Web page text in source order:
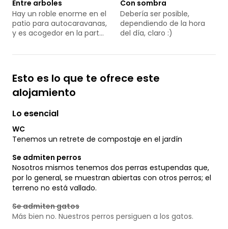
aquí.
Entre arboles
Hay un roble enorme en el
patio para autocaravanas,
y es acogedor en la parte
Con sombra
Debería ser posible,
dependiendo de la hora
del día, claro :)
Esto es lo que te ofrece este
alojamiento
Lo esencial
WC
Tenemos un retrete de compostaje en el jardín
Se admiten perros
Nosotros mismos tenemos dos perras estupendas que,
por lo general, se muestran abiertas con otros perros; el
terreno no está vallado.
Se admiten gatos
Más bien no. Nuestros perros persiguen a los gatos.